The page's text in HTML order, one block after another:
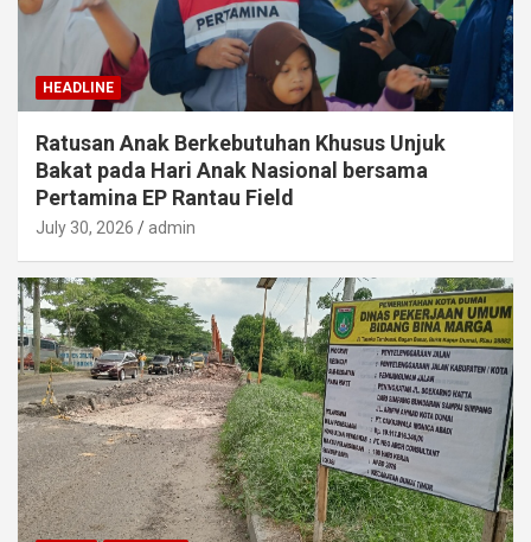
HEADLINE
Ratusan Anak Berkebutuhan Khusus Unjuk
Bakat pada Hari Anak Nasional bersama
Pertamina EP Rantau Field
July 30, 2026 admin